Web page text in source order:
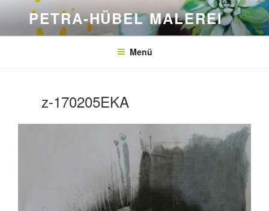
springen
PETRA-HÜBEL MALEREI
Menü
z-170205EKA